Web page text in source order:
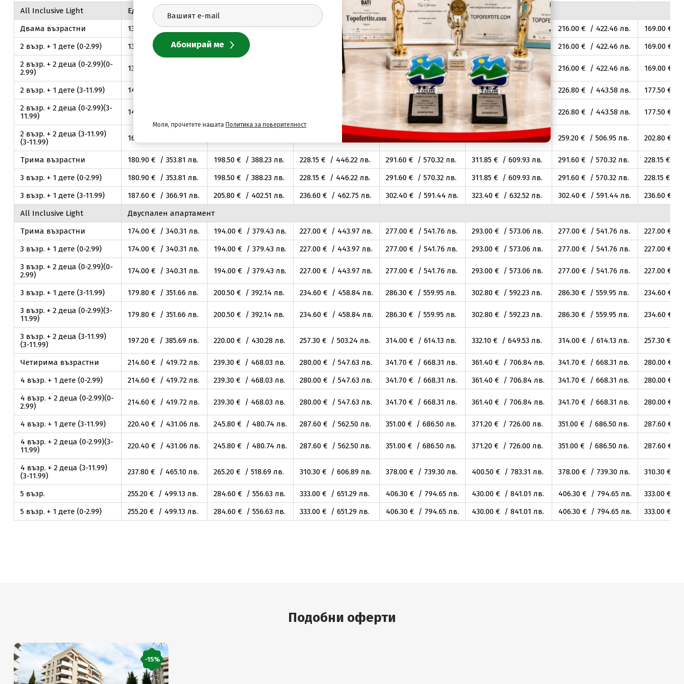
Аll Inclusive Light
Едноспален апартамент море
Двама възрастни
134 € / 262.08лв. 147.00€ / 287.51лв. 169.00 € / 330 .54лв. 216.00 лв. € / 451.80 216.00€ / 422.46лв. 169.00€ /
2 възр. + 1 дете (0-2.99)
134 € / 262.08лв. 147 .00 € / 287 € / 330.54лв. 216.00€ / 422.46лв. 231.00€ / 451.80лв. 216.00€ / 422.46лв. 169.00€ /
2 възр. + 2 деца (0-2.99)(0-
2.99)
134 € / 330.54лв. 216.00€ / 422.46лв. 231.00€ / 451.80лв. 216.00€ / 422.46лв. 169.00€ /
2 възр. + 1 дете (3-11.99) 140 226.80 € / 443.58лв. 242.60€ / 474 226.80€ / 443.58лв. 177.50€ /
2 възр. + 2 деца (0-2.99)(3-
11.99)
140 лв. .80€ / 443 .58лв. 242.60€ / 474.48 лв. 226.80€ / 443.58лв. 177.50€ /
2 възр. + 2 деца (3-11.99)
(3-11.99)
160 .64лв. 259.20€ / 506.95лв. 277.20€ / 542.16лв. 259.20€ / 506.95лв. 202.80€ /
Трима възрастни 180.90€ / 353.81 лв. 198.50€ / 388.23лв. 228.15€ / 446.22лв. 291.60€ / 570.32лв. 311.85€ / 609.93лв. 291.60€ / 570.32лв. 228.15€ /
3 възр. + 1 дете (0-2.99)
180.90€ / 353.81 лв. 198.50€ / 388.23лв. 228.15€ / 446.22лв. 291.60€ / 570.32лв. 311.85€ / 609.93лв. 291.60€ / 570.32лв. 228.15€ /
3 възр. + 1 дете (3-11.99)
187.60€ / 366.91 лв. 205.80€ / 402.51 лв. 236.60€ / 462.75лв. 302.40€ / 591.44 лв. 323.40€ / 632.52лв. 302.40€ / 591.44 лв. 236.60€ /
Аll Inclusive Light
Двуспален апартамент
Трима възрастни
174.00€ / 340.31 лв. 194.00€ / 379.43лв. 227.00€ / 443.97 лв. 277.00€ / 541.76лв. 293.00€ / 573.06лв. 277.00€ / 541.76лв. 227.00€ /
3 възр. + 1 дете (0-2.99)
174.00€ / 340.31 лв. 194.00€ / 379.43лв. 227.00€ / 443.97 лв. 277.00€ / 541.76лв. 293.00€ / 573.06лв. 277.00€ / 541.76лв. 227.00€ /
3 възр. + 2 деца (0-2.99)(0-
2.99)
174.00€ / 340.31 лв. 194.00€ / 379.43лв. 227.00€ / 443.97 лв. 277.00€ / 541.76лв. 293.00€ / 573.06лв. 277.00€ / 541.76лв. 227.00€ /
3 възр. + 1 дете (3-11.99) 179.80€ / 351.66лв. 200.50€ / 392.14 лв. 234.60€ / 458.84 лв. 286.30€ / 559.95лв. 302.80€ / 592.23лв. 286.30€ / 559.95лв. 234.60€ /
3 възр. + 2 деца (0-2.99)(3-
11.99)
179.80€ / 351.66лв. 200.50€ / 392.14 лв. 234.60€ / 458.84 лв. 286.30€ / 559.95лв. 302.80€ / 592.23лв. 286.30€ / 559.95лв. 234.60€ /
3 възр. + 2 деца (3-11.99)
(3-11.99)
197.20€ / 385.69лв. 220.00€ / 430.28лв. 257.30€ / 503.24 лв. 314.00€ / 614.13лв. 332.10€ / 649.53лв. 314.00€ / 614.13лв. 257.30€ /
Четирима възрастни 214.60€ / 419.72лв. 239.30€ / 468.03лв. 280.00€ / 547.63лв. 341.70€ / 668.31 лв. 361.40€ / 706.84 лв. 341.70€ / 668.31 лв. 280.00€ /
4 възр. + 1 дете (0-2.99)
214.60€ / 419.72лв. 239.30€ / 468.03лв. 280.00€ / 547.63лв. 341.70€ / 668.31 лв. 361.40€ / 706.84 лв. 341.70€ / 668.31 лв. 280.00€ /
4 възр. + 2 деца (0-2.99)(0-
2.99)
214.60€ / 419.72лв. 239.30€ / 468.03лв. 280.00€ / 547.63лв. 341.70€ / 668.31 лв. 361.40€ / 706.84 лв. 341.70€ / 668.31 лв. 280.00€ /
4 възр. + 1 дете (3-11.99) 220.40€ / 431.06лв. 245.80€ / 480.74 лв. 287.60€ / 562.50лв. 351.00€ / 686.50лв. 371.20€ / 726.00лв. 351.00€ / 686.50лв. 287.60€ /
4 възр. + 2 деца (0-2.99)(3-
11.99)
220.40€ / 431.06лв. 245.80€ / 480.74 лв. 287.60€ / 562.50лв. 351.00€ / 686.50лв. 371.20€ / 726.00лв. 351.00€ / 686.50лв. 287.60€ /
4 възр. + 2 деца (3-11.99)
(3-11.99)
237.80€ / 465.10лв. 265.20€ / 518.69лв. 310.30€ / 606.89лв. 378.00€ / 739.30лв. 400.50€ / 783.31 лв. 378.00€ / 739.30лв. 310.30€ /
5 възр. 255.20€ / 499.13лв. 284.60€ / 556.63лв. 333.00€ / 651.29лв. 406.30€ / 794.65лв. 430.00€ / 841.01 лв. 406.30€ / 794.65лв. 333.00€ /
5 възр. + 1 дете (0-2.99)
255.20€ / 499.13лв. 284.60€ / 556.63лв. 333.00€ / 651.29лв. 406.30€ / 794.65лв. 430.00€ / 841.01 лв. 406.30€ / 794.65лв. 333.00€ /
Подобни оферти
-15%
Моля, прочетете нашата Политика за поверителност